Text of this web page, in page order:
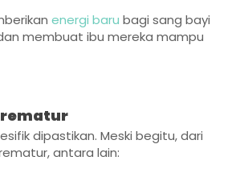
energi baru bagi sang bayi
membuat ibu mereka mampu
dipastikan. Meski begitu, dari
antara lain: